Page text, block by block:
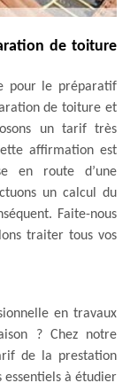
de toiture
pour le préparatif
de toiture et
un tarif très
affirmation est
en route d’une
un calcul du
Faite-nous
traiter tous vos
en travaux
? Chez notre
de la prestation
essentiels à étudier